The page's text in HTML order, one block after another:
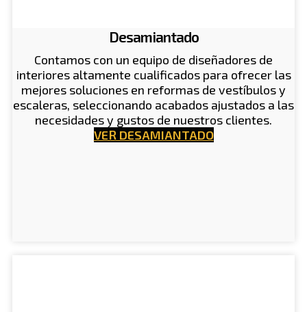
Desamiantado
Contamos con un equipo de diseñadores de
interiores altamente cualificados para ofrecer las
mejores soluciones en reformas de vestíbulos y
escaleras, seleccionando acabados ajustados a las
necesidades y gustos de nuestros clientes.
VER DESAMIANTADO